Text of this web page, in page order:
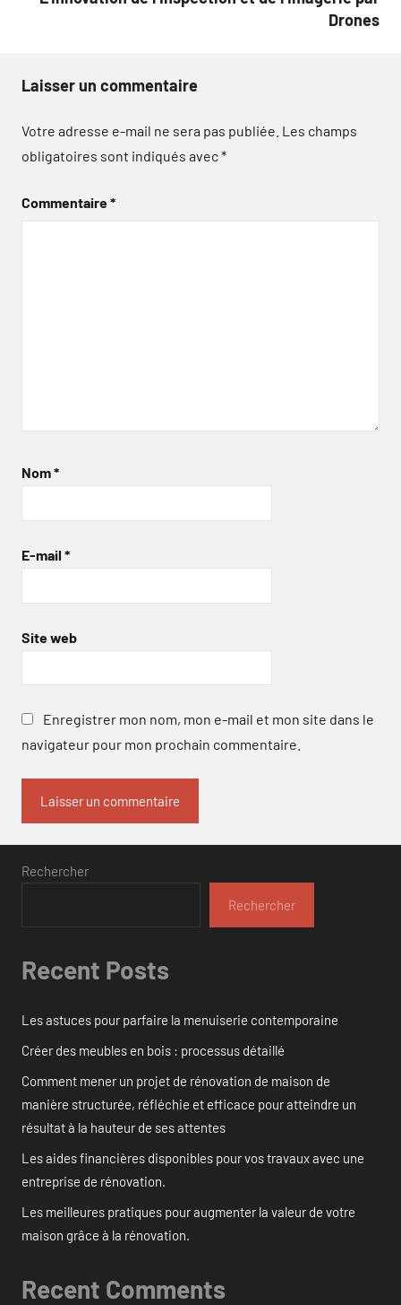
Drones
Laisser un commentaire
Votre adresse e-mail ne sera pas publiée. Les champs
obligatoires sont indiqués avec*
Commentaire*
Nom*
E-mail *
Site web
Enregistrer mon nom, mon e-mail et mon site dans le
navigateur pour mon prochain commentaire.
Rechercher
Rechercher
Recent Posts
Les astuces pour parfaire la menuiserie contemporaine
Créer des meubles en bois : processus détaillé
Comment mener un projet de rénovation de maison de
manière structurée, réfléchie et efficace pour atteindre un
résultat à la hauteur de ses attentes
Les aides financières disponibles pour vos travaux avec une
entreprise de rénovation.
Les meilleures pratiques pour augmenter la valeur de votre
maison grâce à la rénovation.
Recent Comments